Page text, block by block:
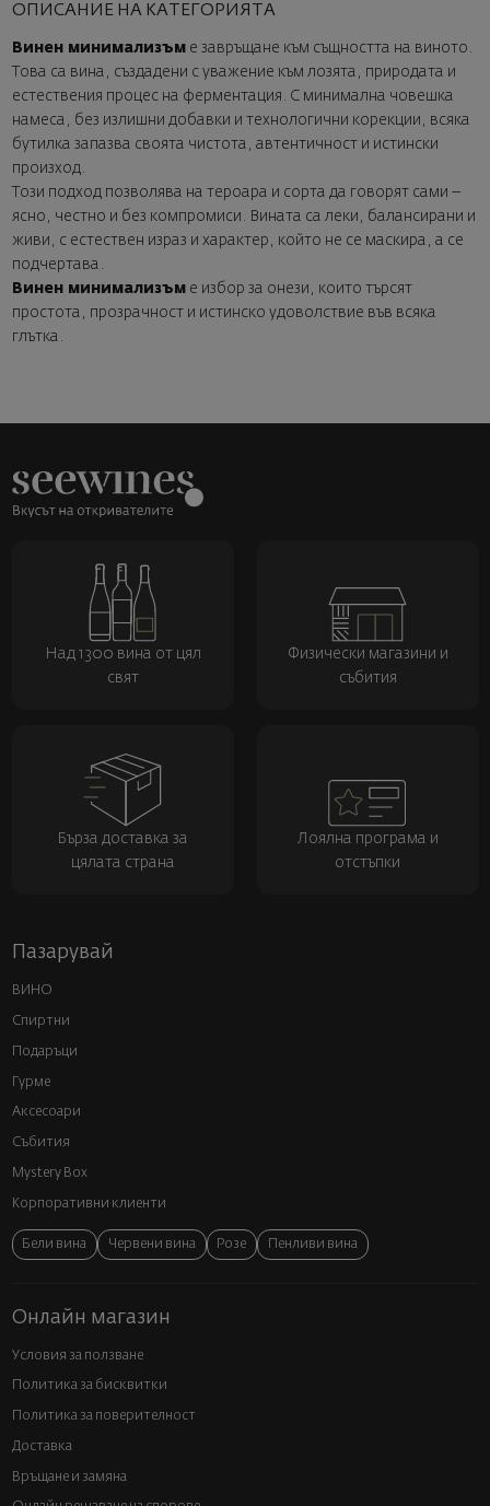
ОПИСАНИЕ НА КАТЕГОРИЯТА
Винен минимализъме завръщане към същността на виното.
Това са вина, създадени с уважение към лозята, природата и
естествения процес на ферментация. С минимална човешка
намеса, без излишни добавки и технологични корекции, всяка
бутилка запазва своята чистота, автентичност и истински
произход.
Този подход позволява на тероара и сорта да говорят сами –
ясно, честно и без компромиси. Вината са леки, балансирани и
живи, с естествен израз и характер, който не се маскира, а се
подчертава.
Винен минимализъме избор за онези, които търсят
простота, прозрачност и истинско удоволствие във всяка
глътка.
Над 1300 вина от цял
свят
Физически магазини и
събития
Бърза доставка за
цялата страна
Лоялна програма и
отстъпки
Пазарувай
ВИНО
Спиртни
Подаръци
Гурме
Аксесоари
Събития
Mystery Box
Корпоративни клиенти
Бели вина Червени вина Розе Пенливи вина
Онлайн магазин
Условия за ползване
Политика за бисквитки
Политика за поверителност
Доставка
Връщане и замяна